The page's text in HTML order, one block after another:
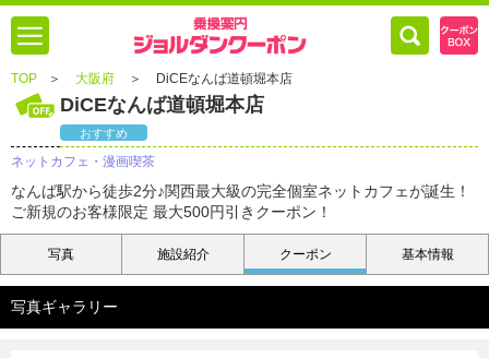
TOP ＞ 大阪府 ＞ DiCEなんば道頓堀本店
DiCEなんば道頓堀本店
おすすめ
ネットカフェ・漫画喫茶
なんば駅から徒歩2分♪関西最大級の完全個室ネットカフェが誕生！
ご新規のお客様限定 最大500円引きクーポン！
写真 施設紹介 クーポン 基本情報
写真ギャラリー